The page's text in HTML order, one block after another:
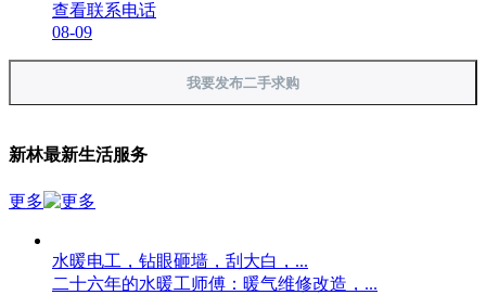
查看联系电话
08-09
我要发布二手求购
新林最新生活服务
更多
水暖电工，钻眼砸墙，刮大白，...
二十六年的水暖工师傅：暖气维修改造，...